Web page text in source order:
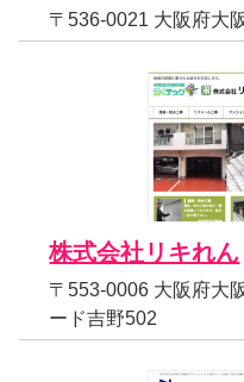
〒536-0021 大阪府大
株式会社リキれん
〒553-0006 大阪府大
ード吉野502